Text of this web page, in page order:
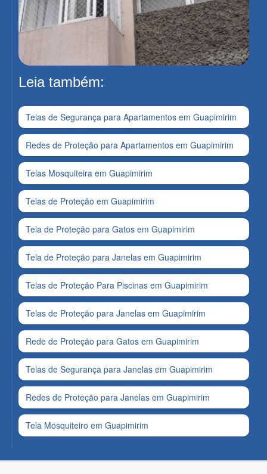
Leia também:
Telas de Segurança para Apartamentos em Guapimirim
Redes de Proteção para Apartamentos em Guapimirim
Telas Mosquiteira em Guapimirim
Telas de Proteção em Guapimirim
Tela de Proteção para Gatos em Guapimirim
Tela de Proteção para Janelas em Guapimirim
Telas de Proteção Para Piscinas em Guapimirim
Telas de Proteção para Janelas em Guapimirim
Rede de Proteção para Gatos em Guapimirim
Telas de Segurança para Janelas em Guapimirim
Redes de Proteção para Janelas em Guapimirim
Tela Mosquiteiro em Guapimirim